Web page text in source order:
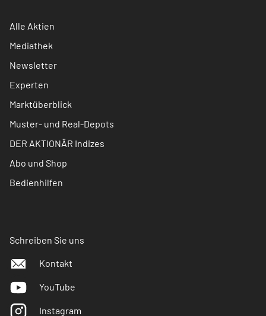
Alle Aktien
Mediathek
Newsletter
Experten
Marktüberblick
Muster- und Real-Depots
DER AKTIONÄR Indizes
Abo und Shop
Bedienhilfen
Schreiben Sie uns
Kontakt
YouTube
Instagram